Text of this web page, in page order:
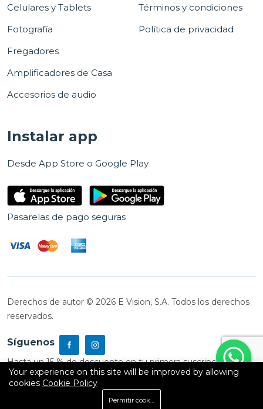
Celulares y Tablets
Fotografía
Fregadores
Amplificadores de Casa
Accesorios de audio
Términos y condiciones
Política de privacidad
Instalar app
Desde App Store o Google Play
Pasarelas de pago seguras
Derechos de autor © 2026 E Vision, S.A. Todos los derechos
reservados.
Síguenos
Hasta un 15 % de descuento en tu primera suscripción
Carrito
Your experience on this site will be improved by allowing
cookies Cookie Policy
Permitir cookies